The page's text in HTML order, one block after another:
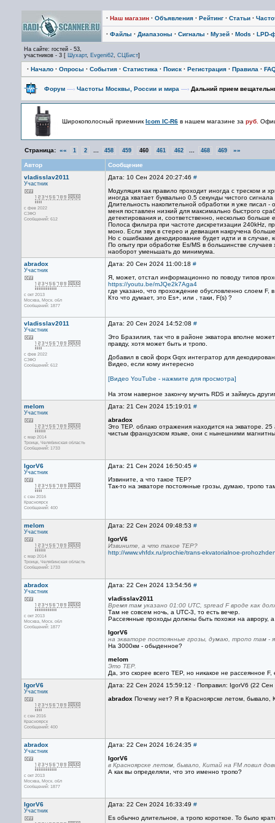
· Наш магазин · Объявления · Рейтинг · Статьи ·
· Файлы · Диапазоны · Сигналы · Музей · Mods · LPD-
На сайте: гостей - 53,
участников - 3 [ Шухарт, Evgeni62, СЦБист]
· Начало · Опросы · События · Статистика · Поиск · Регистрация · Правила ·
Форум —› Частоты Москвы, России и мира —› Дальний прием
Широкополосный приемник Icom IC-R6 в нашем магазине за руб.
Страница: «« 1 2 458 459 460 461 462 468 469 »»
Автор
Сообщение
vladisslav2011
Участник
с фев 2022
СЗФО
Сообщений: 612
Дата: 10 Сен 2024 20:27:46 #
Модуляция как правило проходит иногда с треском и
иногда хватает буквально 0.5 секунды чистого
Длительность накопительной обработки я уже писал
меня поставлен низкий для максимально быстрого
детектирования и, соответственно, несколько
Полоса фильтра при частоте дискретизации 240kHz,
моно. Если звук в стерео и девиация накручена
Но с ошибками декодирование будет идти и в случае,
По опыту при обработке Es/MS в большинстве
наоборот уменьшать до минимума.
abradox
Участник
с окт 2013
Москва, Mоск. обл
Сообщений: 1877
Дата: 20 Сен 2024 11:00:18 #
Я, может, отстал информационно по поводу типов
https://youtu.be/mJQe2k7Aga4
где указано, что прохождение обусловленно слоем F,
Кто что думает, это Es+, или , таки, F(s) ?
vladisslav2011
Участник
с фев 2022
СЗФО
Сообщений: 612
Дата: 20 Сен 2024 14:52:08 #
Это Бразилия, так что в районе экватора вполне
правду, хотя может быть и тропо.
Добавил в свой форк Gqrx интегратор для
Видео, если кому интересно
[Видео YouTube - нажмите для просмотра]
На этом наверное закончу мучить RDS и займусь
melom
Участник
с мар 2014
Троицк, Челябинская область
Сообщений: 1733
Дата: 21 Сен 2024 15:19:01 #
abradox
Это TEP. облако отражения находится на экваторе.
чистьм французском языке, они с нынешними
IgorV6
Участник
с сен 2016
Красноярск
Сообщений: 400
Дата: 21 Сен 2024 16:50:45 #
Извините, а что такое ТЕР?
Так-то на экваторе постоянные грозы, думаю, тропо
melom
Участник
с мар 2014
Троицк, Челябинская область
Сообщений: 1733
Дата: 22 Сен 2024 09:48:53 #
IgorV6
Извините, а что такое ТЕР?
http://www.vhfdx.ru/prochie/trans-ekvatorialnoe-
abradox
Участник
с окт 2013
Москва, Mоск. обл
Сообщений: 1877
Дата: 22 Сен 2024 13:54:56 #
vladisslav2011
Время там указано 01:00 UTC, spread F вроде как
Там не совсем ночь, а UTC-3, то есть вечер.
Рассеянные проходы должны быть похожи на аврору,
IgorV6
на экваторе постоянные грозы, думаю, тропо там -
На 3000км - обыденное?
melom
Это TEP.
Да, это скорее всего TEP, но никакое не рассеянное
IgorV6
Участник
с сен 2016
Красноярск
Сообщений: 400
Дата: 22 Сен 2024 15:59:12 · Поправил: IgorV6 (22
abradox Почему нет? Я в Красноярске летом, бывало,
abradox
Участник
с окт 2013
Москва, Mоск. обл
Сообщений: 1877
Дата: 22 Сен 2024 16:24:35 #
IgorV6
в Красноярске летом, бывало, Китай на FM ловил
А как вы определяли, что это именно тропо?
IgorV6
Участник
Дата: 22 Сен 2024 16:33:49 #
Es обычно длительное, а тропо короткое. То было